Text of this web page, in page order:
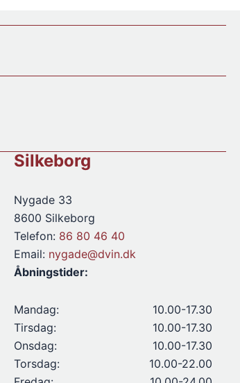
Silkeborg
Nygade 33
8600 Silkeborg
Telefon: 86 80 46 40
Email: nygade@dvin.dk
Åbningstider:
Mandag:
10.00-17.30
Tirsdag:
10.00-17.30
Onsdag:
10.00-17.30
Torsdag:
10.00-22.00